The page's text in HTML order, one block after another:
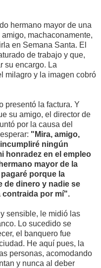
hermano mayor de una
machaconamente,
en Semana Santa. El
de trabajo y que,
su encargo. La
milagro y la imagen cobró
presentó la factura. Y
su amigo, el director de
por la causa del
"Mira, amigo,
ningún
honradez en el empleo
mayor de la
porque la
de dinero y nadie se
contraida por mí".
sensible, le midió las
Lo sucedido se
el banquero fue
He aquí pues, la
personas, acomodando
y nunca al deber